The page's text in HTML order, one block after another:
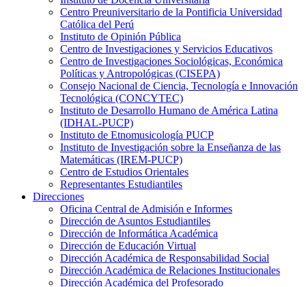
Centro Preuniversitario de la Pontificia Universidad
Católica del Perú
Instituto de Opinión Pública
Centro de Investigaciones y Servicios Educativos
Centro de Investigaciones Sociológicas, Económica
Políticas y Antropológicas (CISEPA)
Consejo Nacional de Ciencia, Tecnología e Innovación
Tecnológica (CONCYTEC)
Instituto de Desarrollo Humano de América Latina
(IDHAL-PUCP)
Instituto de Etnomusicología PUCP
Instituto de Investigación sobre la Enseñanza de las
Matemáticas (IREM-PUCP)
Centro de Estudios Orientales
Representantes Estudiantiles
Direcciones
Oficina Central de Admisión e Informes
Dirección de Asuntos Estudiantiles
Dirección de Informática Académica
Dirección de Educación Virtual
Dirección Académica de Responsabilidad Social
Dirección Académica de Relaciones Institucionales
Dirección Académica del Profesorado